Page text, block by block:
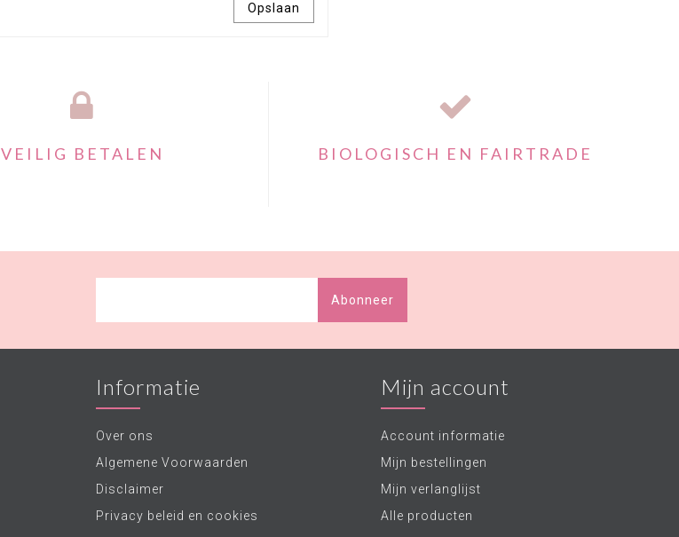
Opslaan
VEILIG BETALEN BIOLOGISCH EN FAIRTRADE
Abonneer
Informatie
Over ons
Algemene Voorwaarden
Disclaimer
Privacy beleid en cookies
Mijn account
Account informatie
Mijn bestellingen
Mijn verlanglijst
Alle producten